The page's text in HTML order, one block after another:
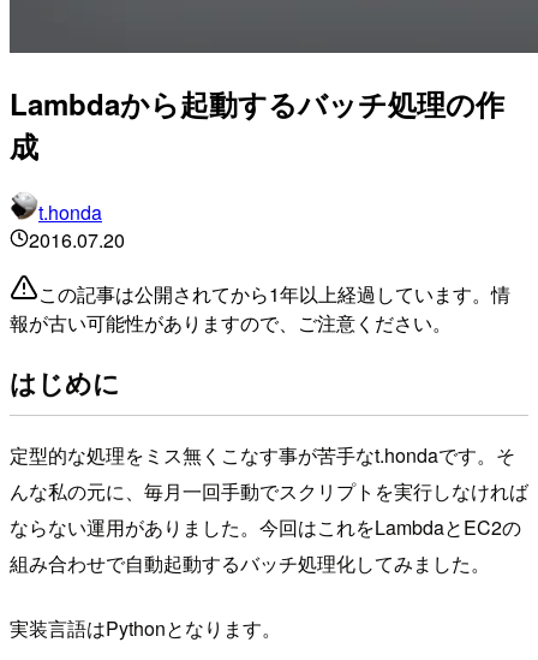
Lambdaから起動するバッチ処理の作
成
t.honda
2016.07.20
この記事は公開されてから1年以上経過しています。情
報が古い可能性がありますので、ご注意ください。
はじめに
定型的な処理をミス無くこなす事が苦手なt.hondaです。そ
んな私の元に、毎月一回手動でスクリプトを実行しなければ
ならない運用がありました。今回はこれをLambdaとEC2の
組み合わせで自動起動するバッチ処理化してみました。
実装言語はPythonとなります。